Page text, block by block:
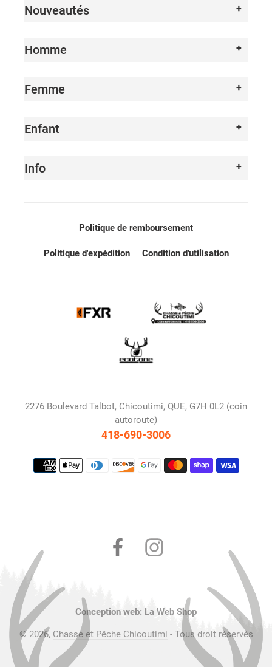
Nouveautés
Homme
Femme
Enfant
Info
Politique de remboursement
Politique d'expédition Condition d'utilisation
2276 Boulevard Talbot, Chicoutimi, QUE, G7H 0L2 (coin
autoroute)
418-690-3006
Moyens
de
FacebookInstagram
Conception web: La Web Shop
© 2026, Chasse et Pêche Chicoutimi - Tous droit réservés